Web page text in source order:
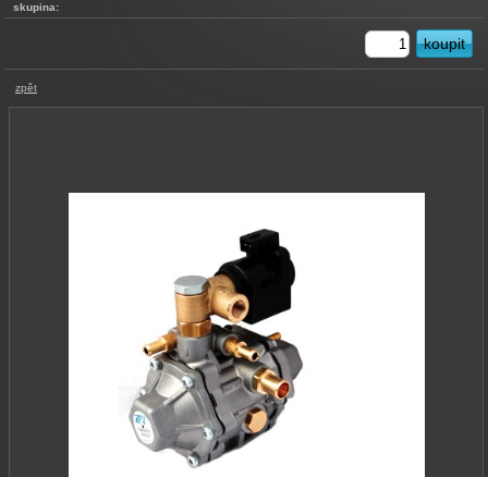
skupina:
zpět